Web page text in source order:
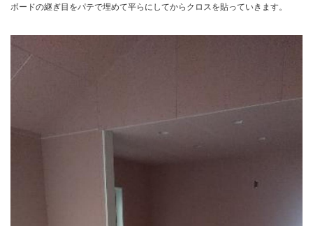
ボードの継ぎ目をパテで埋めて平らにしてからクロスを貼っていきます。